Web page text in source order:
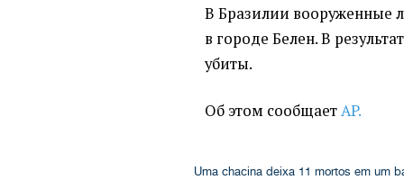
В Бразилии вооруженные
в городе Белен. В
убиты.
Об этом сообщаетAP.
Uma chacina deixa 11 mortos em um